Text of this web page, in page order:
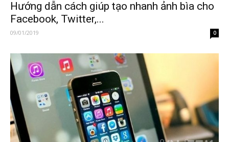
Hướng dẫn cách giúp tạo nhanh ảnh bìa cho
Facebook, Twitter,...
09/01/2019 0